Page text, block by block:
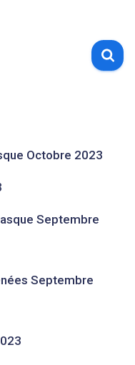
Octobre 2023​
Septembre
Septembre